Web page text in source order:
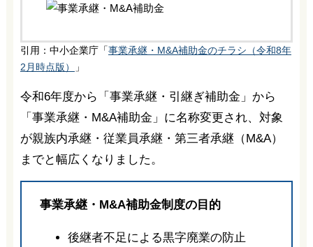
引用：中小企業庁「 事業承継・M&A補助金のチラシ（令和8年
2月時点版）
」
令和6年度から「事業承継・引継ぎ補助金」から
「事業承継・M&A補助金」に名称変更され、対象
が親族内承継・従業員承継・第三者承継（M&A）
までと幅広くなりました。
事業承継・M&A補助金制度の目的
後継者不足による黒字廃業の防止